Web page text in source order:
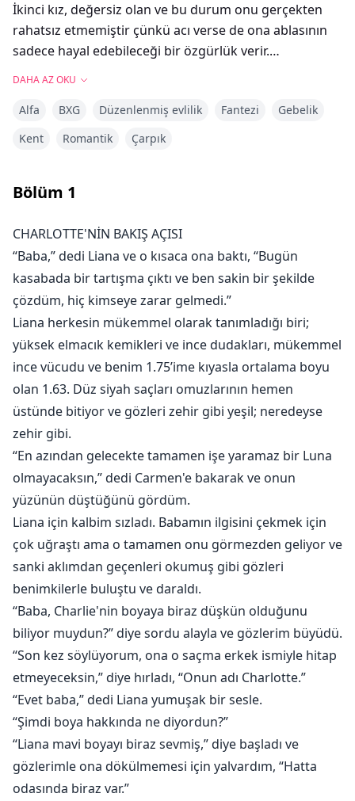
İkinci kız, değersiz olan ve bu durum onu gerçekten
rahatsız etmemiştir çünkü acı verse de ona ablasının
sadece hayal edebileceği bir özgürlük verir.
edildiğinde elinden alınır.
Bunu yapmayacaktır; dışarıda bir eşinin olduğunu fark
şimdi bir eşi olduğunda onu güvende tutmak için her
şeyi yapacaktır. Kendi eşini elinde tutmak isteyen çılgın
ve çok daha yaşlı bir Alfa ile savaşmak da dahil.
DAHA AZ OKU
Alfa BXG Düzenlenmiş evlilik Fantezi
Gebelik
Kent
Romantik Çarpık
Bölüm 1
CHARLOTTE'NİN BAKIŞ AÇISI
“Baba,” dedi Liana ve o kısaca ona baktı, “Bugün
kasabada bir tartışma çıktı ve ben sakin bir şekilde
çözdüm, hiç kimseye zarar gelmedi.”
Liana herkesin mükemmel olarak tanımladığı biri;
yüksek elmacık kemikleri ve ince dudakları, mükemmel
ince vücudu ve benim 1.75’ime kıyasla ortalama boyu
olan 1.63. Düz siyah saçları omuzlarının hemen
üstünde bitiyor ve gözleri zehir gibi yeşil; neredeyse
zehir gibi.
“En azından gelecekte tamamen işe yaramaz bir Luna
olmayacaksın,” dedi Carmen'e bakarak ve onun
yüzünün düştüğünü gördüm.
Liana için kalbim sızladı. Babamın ilgisini çekmek için
çok uğraştı ama o tamamen onu görmezden geliyor ve
sanki aklımdan geçenleri okumuş gibi gözleri
benimkilerle buluştu ve daraldı.
“Baba, Charlie'nin boyaya biraz düşkün olduğunu
biliyor muydun?” diye sordu alayla ve gözlerim büyüdü.
“Son kez söylüyorum, ona o saçma erkek ismiyle hitap
etmeyeceksin,” diye hırladı, “Onun adı Charlotte.”
“Evet baba,” dedi Liana yumuşak bir sesle.
“Şimdi boya hakkında ne diyordun?”
“Liana mavi boyayı biraz sevmiş,” diye başladı ve
gözlerimle ona dökülmemesi için yalvardım, “Hatta
odasında biraz var.”